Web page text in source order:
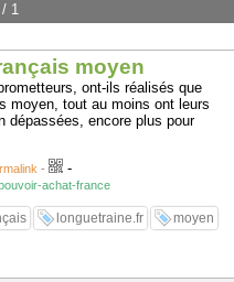
/ 1
moyen
ont-ils réalisés que
moyen, tout au moins ont leurs
dépassées, encore plus pour
- -
achat-france
longuetraine.fr
moyen